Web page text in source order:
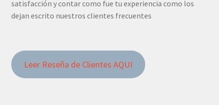
satisfacción y contar como fue tu experiencia como los
dejan escrito nuestros clientes frecuentes
Leer Reseña de Clientes AQUI